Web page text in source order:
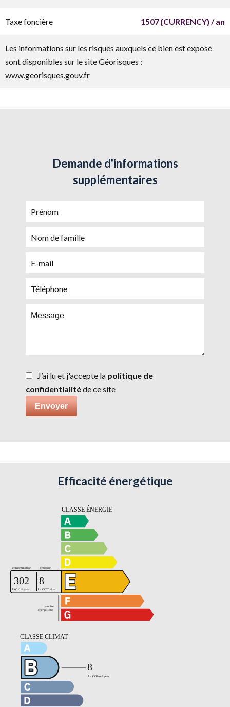
Taxe foncière 1507 {CURRENCY} / an
Les informations sur les risques auxquels ce bien est exposé
sont disponibles sur le site Géorisques :
www.georisques.gouv.fr
Demande d'informations
supplémentaires
J’ai lu et j'accepte la politique de
confidentialitéde ce site
Envoyer
Efficacité énergétique